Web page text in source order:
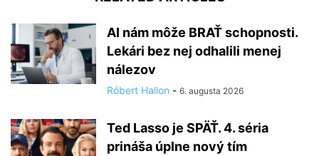
AI nám môže BRAŤ schopnosti.
Lekári bez nej odhalili menej
nálezov
Róbert Hallon - 6. augusta 2026
Ted Lasso je SPÄŤ. 4. séria
prináša úplne nový tím